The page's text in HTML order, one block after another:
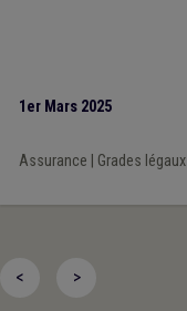
1er Mars 2025
Assurance Grades légaux|
< >